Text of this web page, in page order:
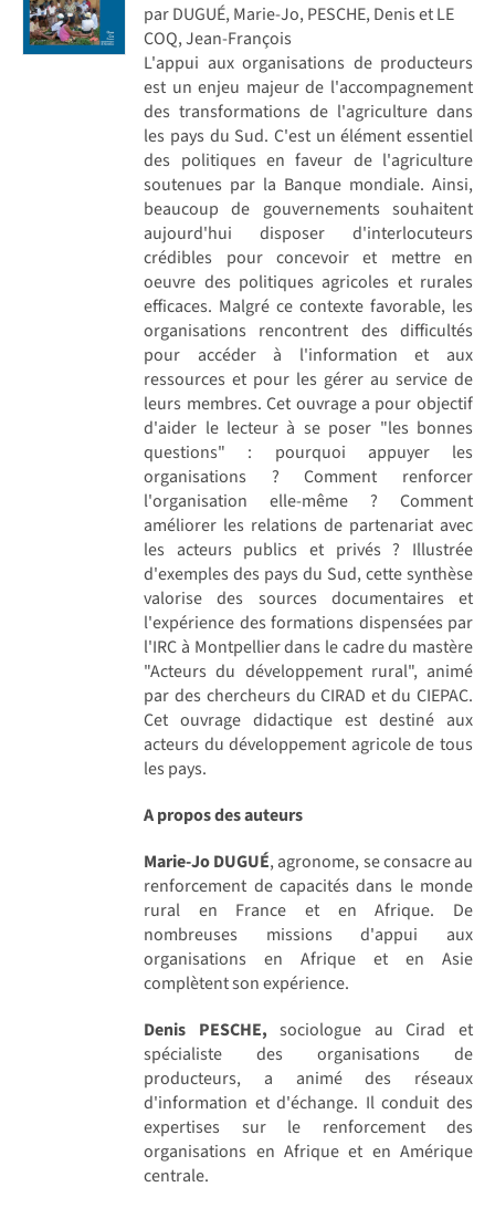
par DUGUÉ, Marie-Jo, PESCHE, Denis et LE
COQ, Jean-François
L'appui aux organisations de producteurs
est un enjeu majeur de l'accompagnement
des transformations de l'agriculture dans
les pays du Sud. C'est un élément essentiel
des politiques en faveur de l'agriculture
soutenues par la Banque mondiale. Ainsi,
beaucoup de gouvernements souhaitent
aujourd'hui disposer d'interlocuteurs
crédibles pour concevoir et mettre en
oeuvre des politiques agricoles et rurales
efficaces. Malgré ce contexte favorable, les
organisations rencontrent des difficultés
pour accéder à l'information et aux
ressources et pour les gérer au service de
leurs membres. Cet ouvrage a pour objectif
d'aider le lecteur à se poser "les bonnes
questions" : pourquoi appuyer les
organisations ? Comment renforcer
l'organisation elle-même ? Comment
améliorer les relations de partenariat avec
les acteurs publics et privés ? Illustrée
d'exemples des pays du Sud, cette synthèse
valorise des sources documentaires et
l'expérience des formations dispensées par
l'IRC à Montpellier dans le cadre du mastère
"Acteurs du développement rural", animé
par des chercheurs du CIRAD et du CIEPAC.
Cet ouvrage didactique est destiné aux
acteurs du développement agricole de tous
les pays.
A propos des auteurs
Marie-Jo DUGUÉ, agronome, se consacre au
renforcement de capacités dans le monde
rural en France et en Afrique. De
nombreuses missions d'appui aux
organisations en Afrique et en Asie
complètent son expérience.
Denis PESCHE, sociologue au Cirad et
spécialiste des organisations de
producteurs, a animé des réseaux
d'information et d'échange. Il conduit des
expertises sur le renforcement des
organisations en Afrique et en Amérique
centrale.